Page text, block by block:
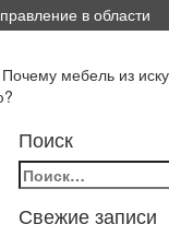
в области
мебель из
Поиск
Найти:
Свежие записи